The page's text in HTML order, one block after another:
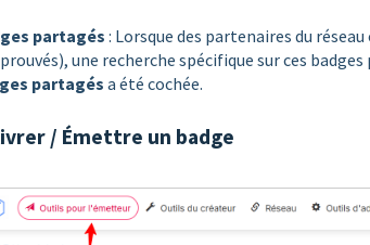
partagés: Lorsque des partenaires du
une recherche spécifique sur ces
partagés a été cochée.
/ Émettre un badge